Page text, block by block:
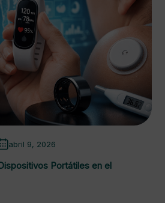
abril 9, 2026
Portátiles en el